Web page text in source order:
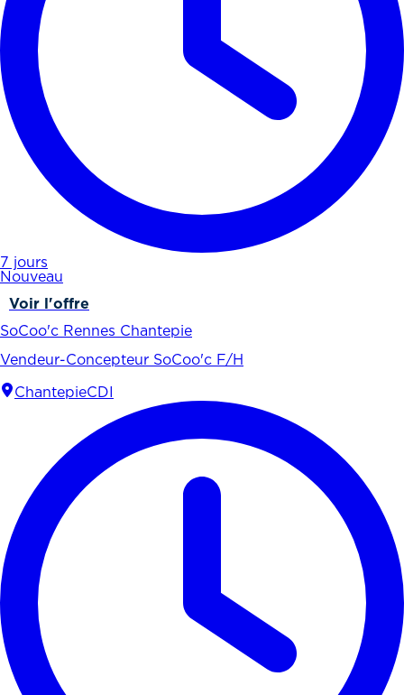
7 jours
Nouveau
Voir l'offre
SoCoo'c Rennes Chantepie
Vendeur-Concepteur SoCoo'c F/H
ChantepieCDI